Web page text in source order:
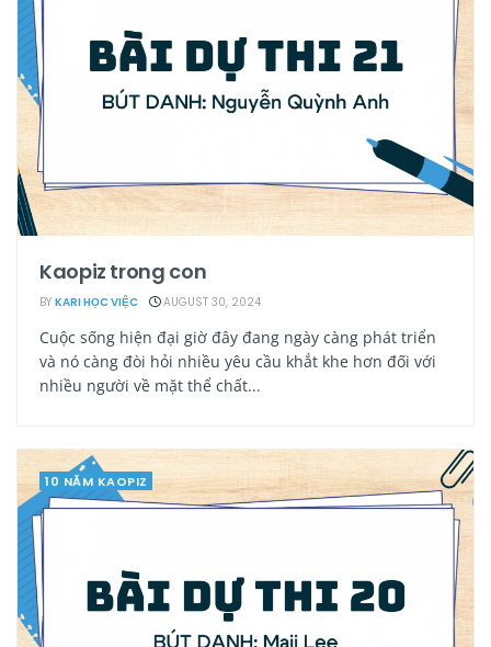
Kaopiz trong con
BY KARI HỌC VIỆC AUGUST 30, 2024
Cuộc sống hiện đại giờ đây đang ngày càng phát triển
và nó càng đòi hỏi nhiều yêu cầu khắt khe hơn đối với
nhiều người về mặt thể chất...
10 NĂM KAOPIZ